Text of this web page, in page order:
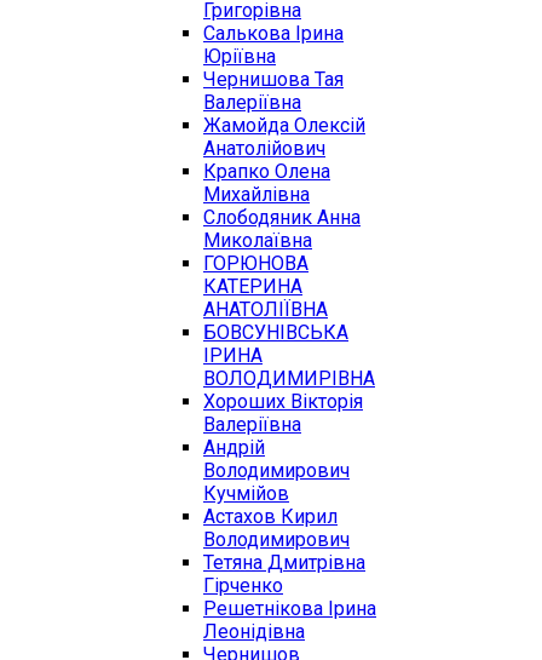
Григорівна
Салькова Ірина
Юріївна
Чернишова Тая
Валеріївна
Жамойда Олексій
Анатолійович
Крапко Олена
Михайлівна
Слободяник Анна
Миколаївна
ГОРЮНОВА
КАТЕРИНА
АНАТОЛІЇВНА
БОВСУНІВСЬКА
ІРИНА
ВОЛОДИМИРІВНА
Хороших Вікторія
Валеріївна
Андрій
Володимирович
Кучмійов
Астахов Кирил
Володимирович
Тетяна Дмитрівна
Гірченко
Решетнікова Ірина
Леонідівна
Чернишов